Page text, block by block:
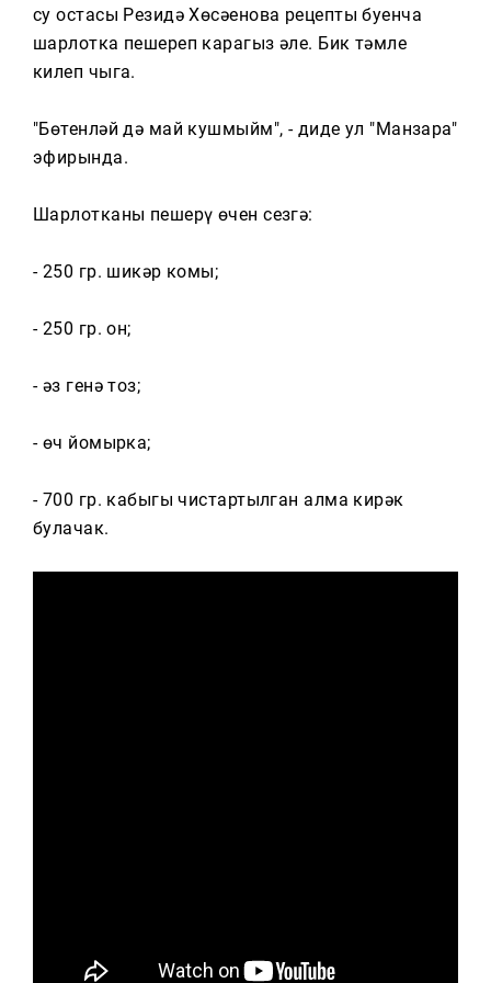
су остасы Резидә Хөсәенова рецепты буенча
шарлотка пешереп карагыз әле. Бик тәмле
килеп чыга.
"Бөтенләй дә май кушмыйм", - диде ул "Манзара"
эфирында.
Шарлотканы пешерү өчен сезгә:
- 250 гр. шикәр комы;
- 250 гр. он;
- әз генә тоз;
- өч йомырка;
- 700 гр. кабыгы чистартылган алма кирәк
булачак.